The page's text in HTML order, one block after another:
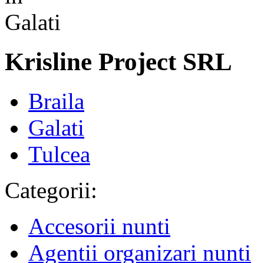
Krisline Project SRL
Braila
Galati
Tulcea
Categorii:
Accesorii nunti
Agentii organizari nunti